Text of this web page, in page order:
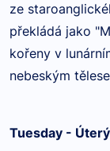
ze
překládá jako
kořeny v
nebeským
Tuesday - Úterý